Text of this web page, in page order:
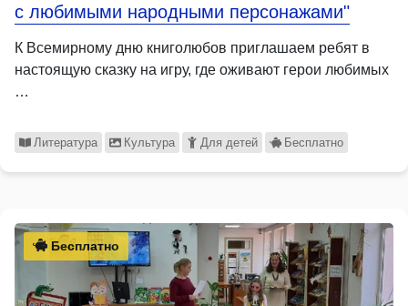
с любимыми народными персонажами"
К Всемирному дню книголюбов приглашаем ребят в
настоящую сказку на игру, где оживают герои любимых
…
Литература Культура Для детей Бесплатно
Бесплатно